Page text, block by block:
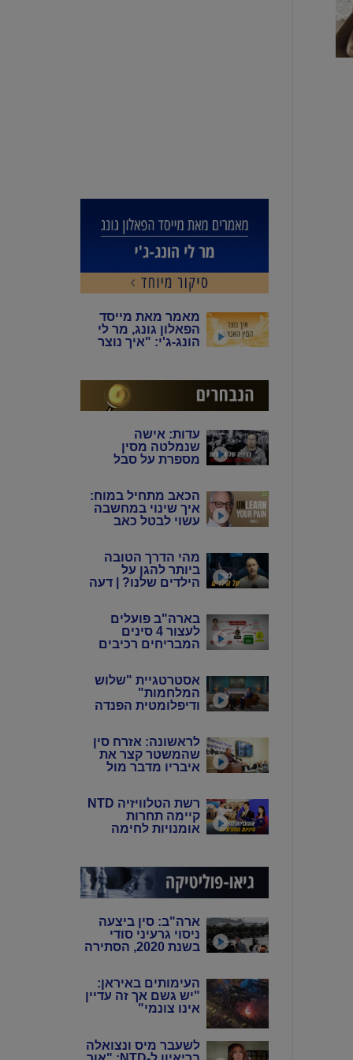
מאמר מאת מייסד
הפאלון גונג, מר לי
הונג-ג'י: "איך נוצר
עדות: אישה
שנמלטה מסין
מספרת על סבל
הקומוניסטי הסיני
הכאב מתחיל במוח:
איך שינוי במחשבה
עשוי לבטל כאב
מהי הדרך הטובה
ביותר להגן על
הילדים שלנו? | דעה
בארה"ב פועלים
לעצור 4 סינים
המבריחים רכיבים
באיראן
אסטרטגיית "שלוש
המלחמות"
ודיפלומטית הפנדה
לראשונה: אזרח סין
שהמשטר קצר את
איבריו מדבר מול
רשת הטלוויזיה NTD
קיימה תחרות
אומנויות לחימה
ארה"ב: סין ביצעה
ניסוי גרעיני סודי
בשנת 2020, הסתירה
מערכות הניטור
העימותים באיראן:
"יש גשם אך זה עדיין
אינו צונמי"
לשעבר מיס ונצואלה